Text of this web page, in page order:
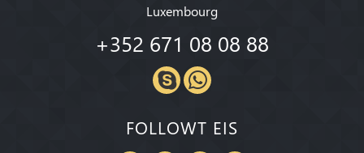
Luxembourg
+352 671 08 08 88
FOLLOWT EIS